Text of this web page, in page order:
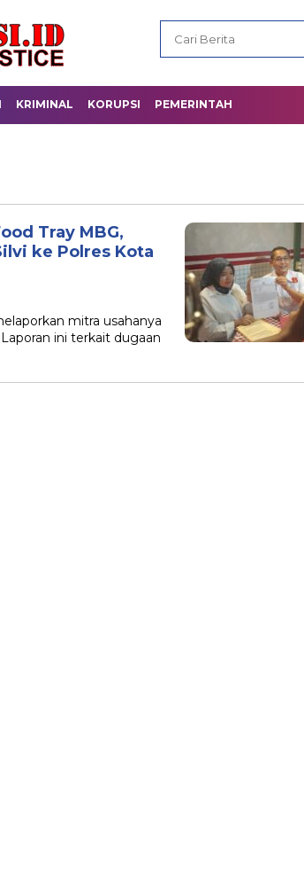
KRIMINAL KORUPSI PEMERINTAH
Tray MBG,
ke Polres Kota
mitra usahanya
ini terkait dugaan